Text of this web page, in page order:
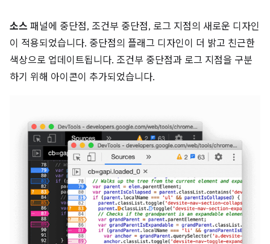
소스 패널에 중단점, 조건부 중단점, 로그 지점의 새로운 디자인
이 적용되었습니다. 중단점의 플래그 디자인이 더 밝고 친근한
색상으로 업데이트됩니다. 조건부 중단점과 로그 지점을 구분
하기 위해 아이콘이 추가되었습니다.